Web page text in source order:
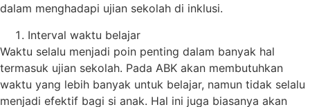
dalam menghadapi ujian sekolah di inklusi.
Interval waktu belajar
Waktu selalu menjadi poin penting dalam banyak hal
termasuk ujian sekolah. Pada ABK akan membutuhkan
waktu yang lebih banyak untuk belajar, namun tidak selalu
menjadi efektif bagi si anak. Hal ini juga biasanya akan